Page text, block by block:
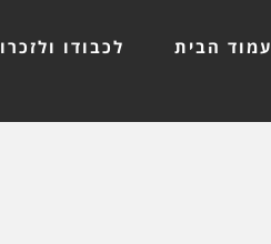
עמוד הבית לכבודו ולזכרו